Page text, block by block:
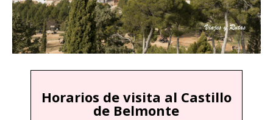
Horarios de visita al Castillo
de Belmonte